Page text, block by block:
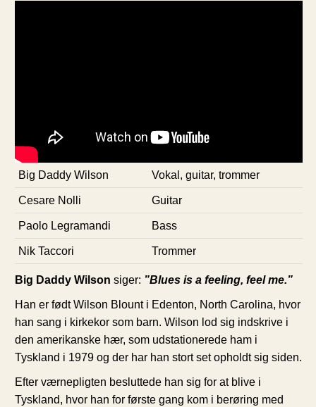
Big Daddy Wilson Vokal, guitar, trommer
Cesare Nolli Guitar
Paolo Legramandi Bass
Nik Taccori Trommer
Big Daddy Wilson siger: ”Blues is a feeling, feel me.”
Han er født Wilson Blount i Edenton, North Carolina, hvor
han sang i kirkekor som barn. Wilson lod sig indskrive i
den amerikanske hær, som udstationerede ham i
Tyskland i 1979 og der har han stort set opholdt sig siden.
Efter værnepligten besluttede han sig for at blive i
Tyskland, hvor han for første gang kom i berøring med